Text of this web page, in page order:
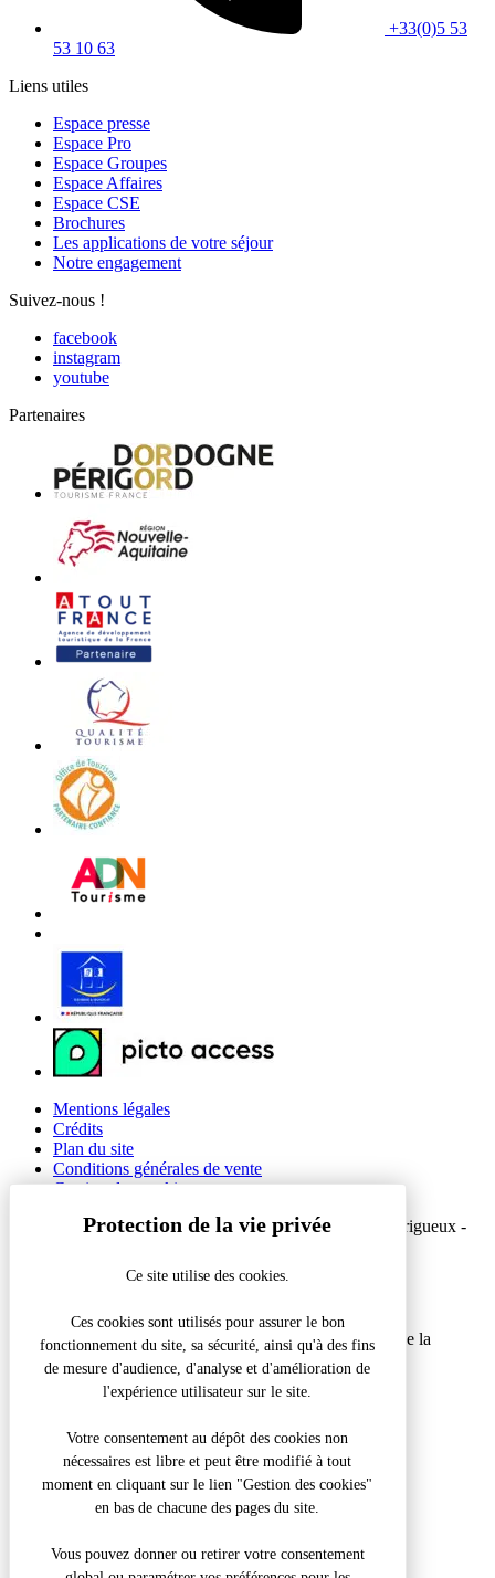
+33(0)5 53
53 10 63
Liens utiles
Espace presse
Espace Pro
Espace Groupes
Espace Affaires
Espace CSE
Brochures
Les applications de votre séjour
Notre engagement
Suivez-nous !
facebook
instagram
youtube
Partenaires
Mentions légales
Crédits
Plan du site
Conditions générales de vente
Gestion des cookies
© 2026 Office de Tourisme Intercommunal du Grand Périgueux -
Accueil/Centre de balnéothérapie & SPA du Domaine de la
Gauderie
Fermer la modale
Que recherchez-vous ?
Recherche pour :
Ce site utilise des cookies.
Ces cookies sont utilisés pour assurer le bon
fonctionnement du site, sa sécurité, ainsi qu'à des fins
de mesure d'audience, d'analyse et d'amélioration de
l'expérience utilisateur sur le site.
Votre consentement au dépôt des cookies non
nécessaires est libre et peut être modifié à tout
moment en cliquant sur le lien "Gestion des cookies"
en bas de chacune des pages du site.
Vous pouvez donner ou retirer votre consentement